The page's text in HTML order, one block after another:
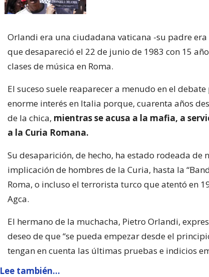
Orlandi era una ciudadana vaticana -su padre era
que desapareció el 22 de junio de 1983 con 15
clases de música en Roma.
El suceso suele reaparecer a menudo en el
enorme interés en Italia porque, cuarenta años
de la chica, mientras se acusa a la mafia, a
a la Curia Romana.
Su desaparición, de hecho, ha estado rodeada de
implicación de hombres de la Curia, hasta la
Roma, o incluso el terrorista turco que atentó en
Agca.
El hermano de la muchacha, Pietro Orlandi,
deseo de que “se pueda empezar desde el
tengan en cuenta las últimas pruebas e indicios
Lee también...